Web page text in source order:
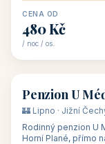
CENA OD
480 Kč
/ noc / os.
🏡 penzion
Penzion U
🏰 Lipno · Jižní
Rodinný penzion U
Horní Plané, přímo